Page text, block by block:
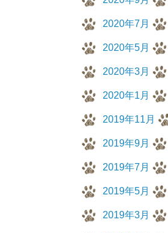
2020年7月
2020年5月
2020年3月
2020年1月
2019年11月
2019年9月
2019年7月
2019年5月
2019年3月